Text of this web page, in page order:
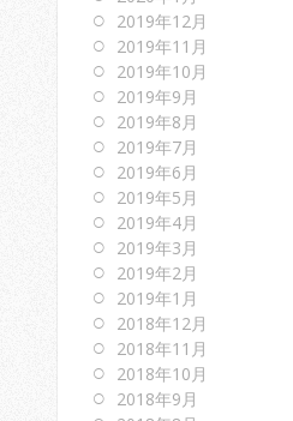
2019年12月
2019年11月
2019年10月
2019年9月
2019年8月
2019年7月
2019年6月
2019年5月
2019年4月
2019年3月
2019年2月
2019年1月
2018年12月
2018年11月
2018年10月
2018年9月